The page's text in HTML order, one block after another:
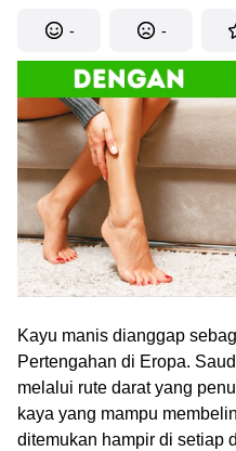
- -
Kayu manis dianggap
Pertengahan di Eropa.
melalui rute darat yang
kaya yang mampu
ditemukan hampir di setiap